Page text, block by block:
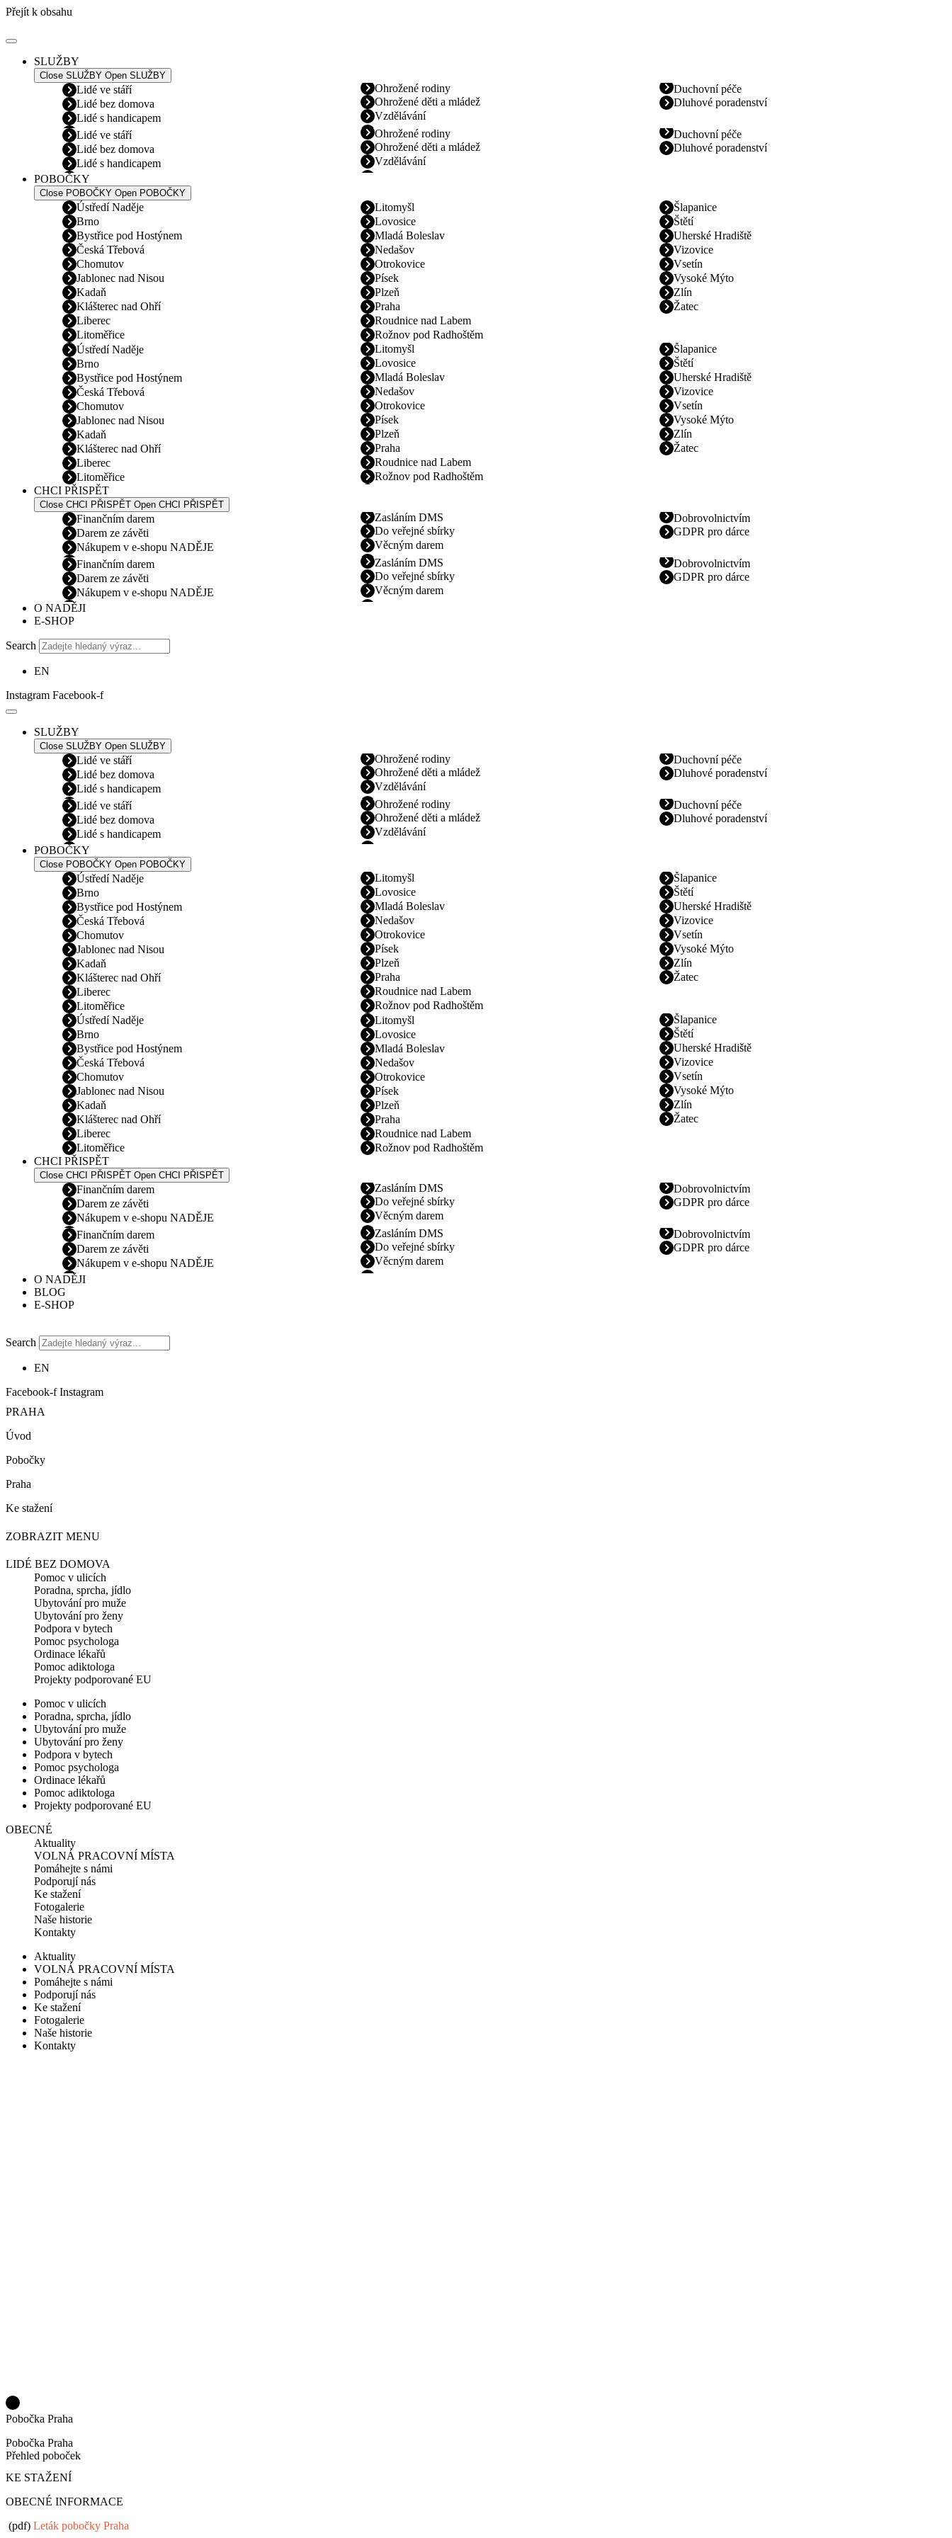
Přejít k obsahu
SLUŽBY
Close SLUŽBY Open SLUŽBY
Lidé ve stáří
Lidé bez domova
Lidé s handicapem
Ohrožené rodiny
Ohrožené děti a mládež
Vzdělávání
Duchovní péče
Dluhové poradenství
Lidé ve stáří
Lidé bez domova
Lidé s handicapem
Ohrožené rodiny
Ohrožené děti a mládež
Vzdělávání
Duchovní péče
Dluhové poradenství
POBOČKY
Close POBOČKY Open POBOČKY
Ústředí Naděje
Brno
Bystřice pod Hostýnem
Česká Třebová
Chomutov
Jablonec nad Nisou
Kadaň
Klášterec nad Ohří
Liberec
Litoměřice
Litomyšl
Lovosice
Mladá Boleslav
Nedašov
Otrokovice
Písek
Plzeň
Praha
Roudnice nad Labem
Rožnov pod Radhoštěm
Šlapanice
Štětí
Uherské Hradiště
Vizovice
Vsetín
Vysoké Mýto
Zlín
Žatec
Ústředí Naděje
Brno
Bystřice pod Hostýnem
Česká Třebová
Chomutov
Jablonec nad Nisou
Kadaň
Klášterec nad Ohří
Liberec
Litoměřice
Litomyšl
Lovosice
Mladá Boleslav
Nedašov
Otrokovice
Písek
Plzeň
Praha
Roudnice nad Labem
Rožnov pod Radhoštěm
Šlapanice
Štětí
Uherské Hradiště
Vizovice
Vsetín
Vysoké Mýto
Zlín
Žatec
CHCI PŘISPĚT
Close CHCI PŘISPĚT Open CHCI PŘISPĚT
Finančním darem
Darem ze závěti
Nákupem v e-shopu NADĚJE
Zasláním DMS
Do veřejné sbírky
Věcným darem
Dobrovolnictvím
GDPR pro dárce
Finančním darem
Darem ze závěti
Nákupem v e-shopu NADĚJE
Zasláním DMS
Do veřejné sbírky
Věcným darem
Dobrovolnictvím
GDPR pro dárce
O NADĚJI
E-SHOP
Search
EN
Instagram Facebook-f
SLUŽBY
Close SLUŽBY Open SLUŽBY
Lidé ve stáří
Lidé bez domova
Lidé s handicapem
Ohrožené rodiny
Ohrožené děti a mládež
Vzdělávání
Duchovní péče
Dluhové poradenství
Lidé ve stáří
Lidé bez domova
Lidé s handicapem
Ohrožené rodiny
Ohrožené děti a mládež
Vzdělávání
Duchovní péče
Dluhové poradenství
POBOČKY
Close POBOČKY Open POBOČKY
Ústředí Naděje
Brno
Bystřice pod Hostýnem
Česká Třebová
Chomutov
Jablonec nad Nisou
Kadaň
Klášterec nad Ohří
Liberec
Litoměřice
Litomyšl
Lovosice
Mladá Boleslav
Nedašov
Otrokovice
Písek
Plzeň
Praha
Roudnice nad Labem
Rožnov pod Radhoštěm
Šlapanice
Štětí
Uherské Hradiště
Vizovice
Vsetín
Vysoké Mýto
Zlín
Žatec
Ústředí Naděje
Brno
Bystřice pod Hostýnem
Česká Třebová
Chomutov
Jablonec nad Nisou
Kadaň
Klášterec nad Ohří
Liberec
Litoměřice
Litomyšl
Lovosice
Mladá Boleslav
Nedašov
Otrokovice
Písek
Plzeň
Praha
Roudnice nad Labem
Rožnov pod Radhoštěm
Šlapanice
Štětí
Uherské Hradiště
Vizovice
Vsetín
Vysoké Mýto
Zlín
Žatec
CHCI PŘISPĚT
Close CHCI PŘISPĚT Open CHCI PŘISPĚT
Finančním darem
Darem ze závěti
Nákupem v e-shopu NADĚJE
Zasláním DMS
Do veřejné sbírky
Věcným darem
Dobrovolnictvím
GDPR pro dárce
Finančním darem
Darem ze závěti
Nákupem v e-shopu NADĚJE
Zasláním DMS
Do veřejné sbírky
Věcným darem
Dobrovolnictvím
GDPR pro dárce
O NADĚJI
BLOG
E-SHOP
Search
EN
Facebook-f Instagram
PRAHA
Úvod
Pobočky
Praha
Ke stažení
ZOBRAZIT MENU
LIDÉ BEZ DOMOVA
Pomoc v ulicích
Poradna, sprcha, jídlo
Ubytování pro muže
Ubytování pro ženy
Podpora v bytech
Pomoc psychologa
Ordinace lékařů
Pomoc adiktologa
Projekty podporované EU
Pomoc v ulicích
Poradna, sprcha, jídlo
Ubytování pro muže
Ubytování pro ženy
Podpora v bytech
Pomoc psychologa
Ordinace lékařů
Pomoc adiktologa
Projekty podporované EU
OBECNÉ
Aktuality
VOLNÁ PRACOVNÍ MÍSTA
Pomáhejte s námi
Podporují nás
Ke stažení
Fotogalerie
Naše historie
Kontakty
Aktuality
VOLNÁ PRACOVNÍ MÍSTA
Pomáhejte s námi
Podporují nás
Ke stažení
Fotogalerie
Naše historie
Kontakty
Pobočka Praha
Pobočka Praha
Přehled poboček
KE STAŽENÍ
OBECNÉ INFORMACE
(pdf) Leták pobočky Praha